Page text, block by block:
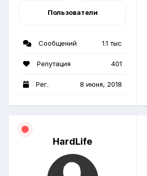
Пользователи
Сообщений 1.1 тыс
Репутация 401
Рег. 8 июня, 2018
HardLife